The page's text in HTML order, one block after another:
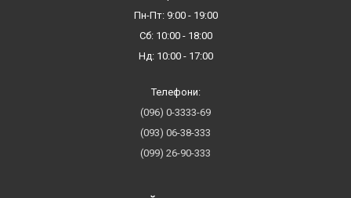
Пн-Пт: 9:00 - 19:00
Сб: 10:00 - 18:00
Нд: 10:00 - 17:00
Телефони:
(096) 0-3333-69
(093) 06-38-333
(099) 26-90-333